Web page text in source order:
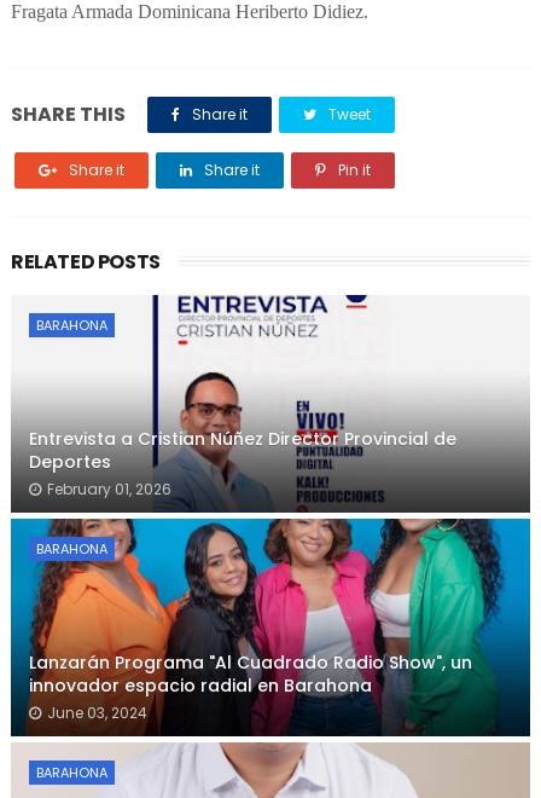
Fragata Armada Dominicana Heriberto Didiez.
SHARE THIS Share it Tweet
Share it Share it Pin it
RELATED POSTS
BARAHONA
Entrevista a Cristian Núñez Director Provincial de
Deportes
February 01, 2026
BARAHONA
Lanzarán Programa "Al Cuadrado Radio Show", un
innovador espacio radial en Barahona
June 03, 2024
BARAHONA